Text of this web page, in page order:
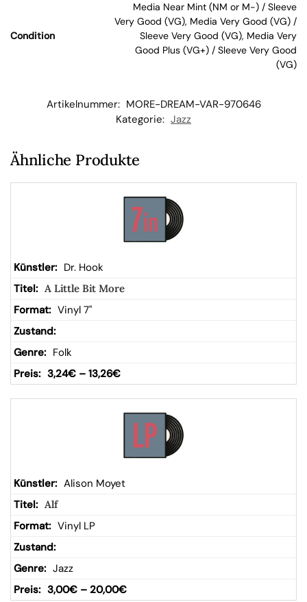
b
Condition
Media Near Mint (NM or M-) / Sleeve
Very Good (VG), Media Very Good (VG) /
Sleeve Very Good (VG), Media Very
Good Plus (VG+) / Sleeve Very Good
(VG)
Artikelnummer: MORE-DREAM-VAR-970646
Kategorie: Jazz
Ähnliche Produkte
Dr. Hook
A Little Bit More
Vinyl 7"
Folk
3,24€ – 13,26€
Alison Moyet
Alf
Vinyl LP
Jazz
3,00€ – 20,00€